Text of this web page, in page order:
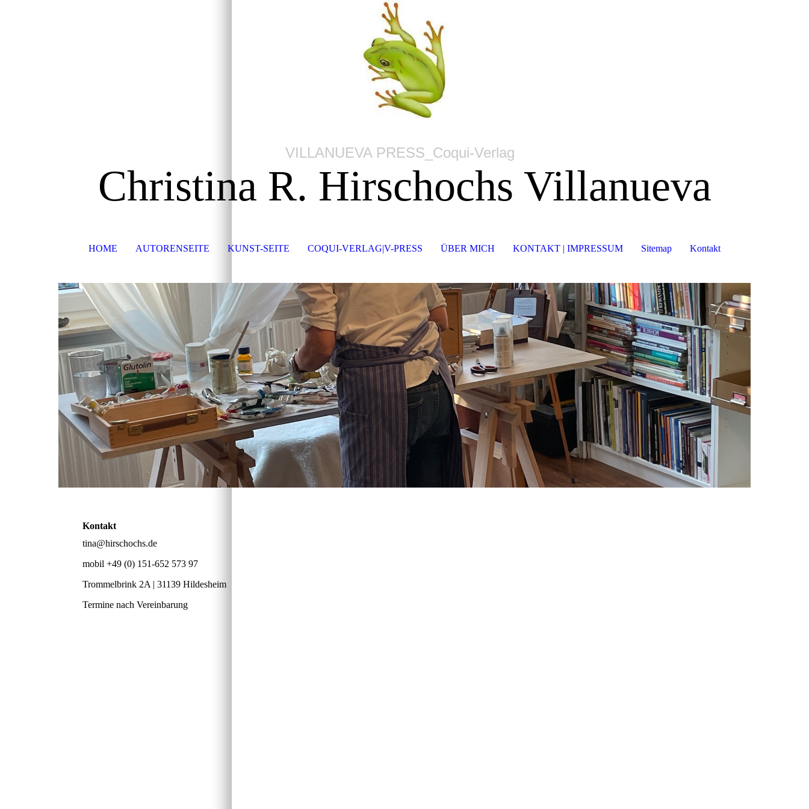
VILLANUEVA PRESS_Coqui-Verlag
Christina R. Hirschochs Villanueva
HOME AUTORENSEITE KUNST-SEITE COQUI-VERLAG|V-PRESS ÜBER MICH KONTAKT | IMPRESSUM Sitemap Kontakt
Kontakt
tina@hirschochs.de
mobil +49 (0) 151-652 573 97
Trommelbrink 2A | 31139 Hildesheim
Termine nach Vereinbarung